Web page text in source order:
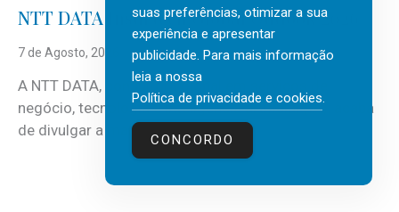
NTT DATA Insurtech Global Outlook 2026
7 de Agosto, 2026
A NTT DATA, consultora global em serviços de
negócio, tecnologia e inteligência artificial (IA), acaba
de divulgar a mais recente...
suas preferências, otimizar a sua
experiência e apresentar
publicidade. Para mais informação
leia a nossa
Política de privacidade e cookies.
CONCORDO